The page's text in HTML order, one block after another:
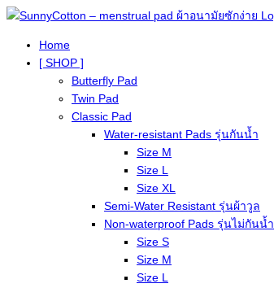
Home
[ SHOP ]
Butterfly Pad
Twin Pad
Classic Pad
Water-resistant Pads รุ่นกันน้ำ
Size M
Size L
Size XL
Semi-Water Resistant รุ่นผ้าวูล
Non-waterproof Pads รุ่นไม่กันน้ำ
Size S
Size M
Size L